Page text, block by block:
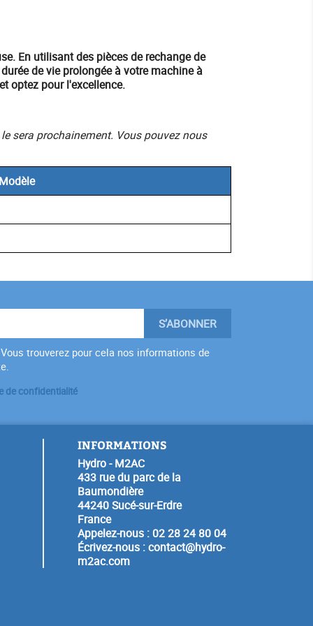
. En utilisant des pièces de rechange de
de vie prolongée à votre machine à
optez pour l'excellence.
sera prochainement. Vous pouvez nous
Modèle
trouverez pour cela nos informations de
de confidentialité
INFORMATIONS
Hydro - M2AC
433 rue du parc de la
Baumondière
44240 Sucé-sur-Erdre
France
Appelez-nous : 02 28 24 80 04
Écrivez-nous :contact@hydro-
m2ac.com